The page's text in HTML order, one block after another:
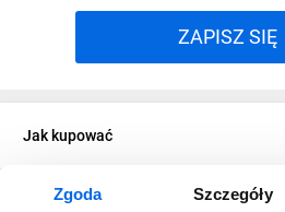
Zgoda Szczegóły
ZAPISZ SIĘ
Jak kupować
O firmie